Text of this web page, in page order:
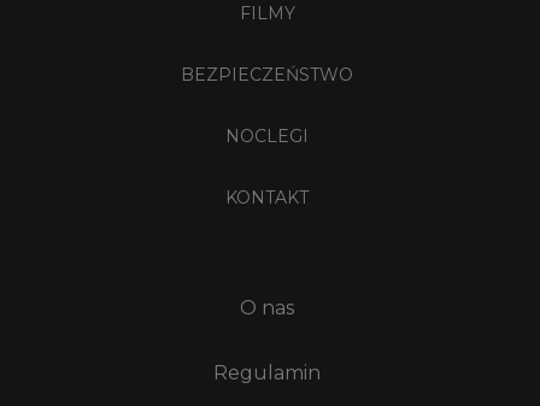
FILMY
BEZPIECZEŃSTWO
NOCLEGI
KONTAKT
O nas
Regulamin